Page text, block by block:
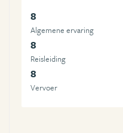
8
Algemene ervaring
8
Reisleiding
8
Vervoer